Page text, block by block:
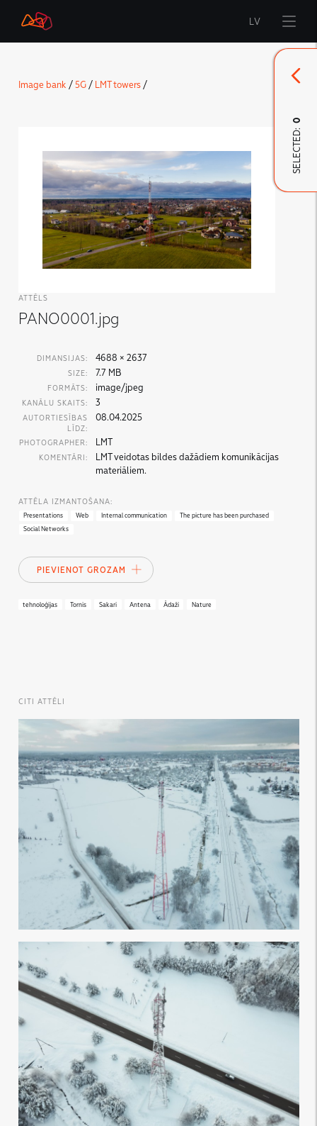
Start
LMT Defence
Downloads and news
Developed materials
LV
Image bank /5G/ LMT towers/
ATTĒLS
PANO0001.jpg
DIMANSIJAS: 4688 × 2637
SIZE: 7.7 MB
FORMĀTS: image/jpeg
KANĀLU SKAITS: 3
AUTORTIESĪBAS
LĪDZ:
08.04.2025
PHOTOGRAPHER: LMT
KOMENTĀRI:
LMT veidotas bildes dažādiem komunikācijas
materiāliem.
ATTĒLA IZMANTOŠANA:
Presentations Web Internal communication
The picture has been purchased
Social Networks
PIEVIENOT GROZAM
tehnoloģijas Tornis Sakari Antena Ādaži Nature
CITI ATTĒLI
SELECTED:
0